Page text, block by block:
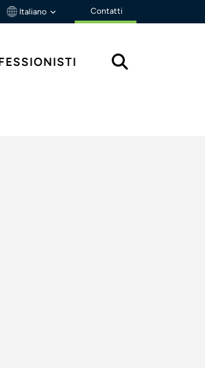
Italiano Contatti